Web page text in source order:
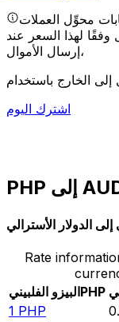
محوِّل العملات
وفقًا لهذا السعر عند
إرسال الأموال،
اشترك اليوم
الدولار الأسترالي
Rate
البيزو الفلبينيPHP
1 PHP